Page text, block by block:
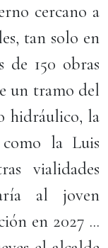
cercano a
tan solo en
de 150 obras
un tramo del
hidráulico, la
la Luis
vialidades
al joven
en 2027 ...